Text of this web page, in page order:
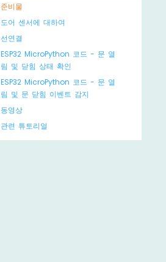
준비물
도어 센서에 대하여
선연결
ESP32 MicroPython 코드 - 문 열
림 및 닫힘 상태 확인
ESP32 MicroPython 코드 - 문 열
림 및 문 닫힘 이벤트 감지
동영상
관련 튜토리얼